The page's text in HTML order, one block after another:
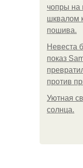
чопры на
шквалом
пошива.
Невеста
показ
против
Уютная
солнца.